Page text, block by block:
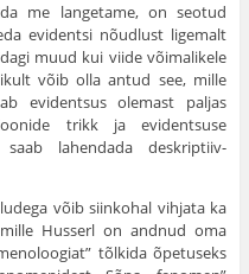
me langetame, on seotud
evidentsi nõudlust ligemalt
muud kui viide võimalikele
võib olla antud see, mille
evidentsus ole­mast paljas
trikk ja evident­suse
lahendada deskriptiiv-
võib siinkohal vihjata ka
Husserl on andnud oma
tõlkida õpetuseks